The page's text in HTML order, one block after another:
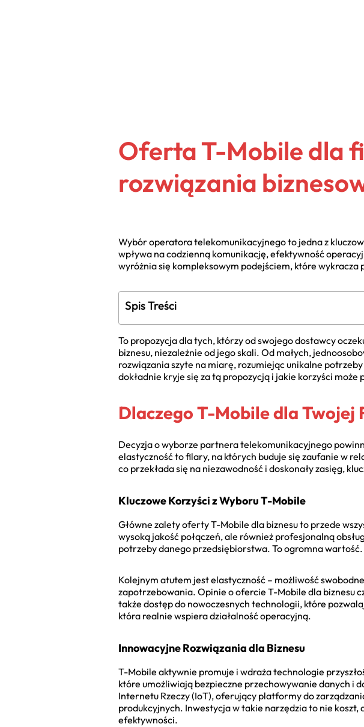
Oferta T-Mobile dla
rozwiązania
Wybór operatora telekomunikacyjnego to jedna z
wpływa na codzienną komunikację, efektywność
wyróżnia się kompleksowym podejściem, które
Spis Treści
To propozycja dla tych, którzy od swojego dostawcy
biznesu, niezależnie od jego skali. Od małych,
rozwiązania szyte na miarę, rozumiejąc unikalne
dokładnie kryje się za tą propozycją i jakie korzyści może
Dlaczego T-Mobile dla Twojej
Decyzja o wyborze partnera telekomunikacyjnego
elastyczność to filary, na których buduje się zaufanie w
co przekłada się na niezawodność i doskonały zasięg,
Kluczowe Korzyści z Wyboru T-Mobile
Główne zalety oferty T-Mobile dla biznesu to przede
wysoką jakość połączeń, ale również profesjonalną
potrzeby danego przedsiębiorstwa. To ogromna wartość.
Kolejnym atutem jest elastyczność – możliwość
zapotrzebowania. Opinie o ofercie T-Mobile dla biznesu
także dostęp do nowoczesnych technologii, które
która realnie wspiera działalność operacyjną.
Innowacyjne Rozwiązania dla Biznesu
T-Mobile aktywnie promuje i wdraża technologie
które umożliwiają bezpieczne przechowywanie danych i
Internetu Rzeczy (IoT), oferujący platformy do
produkcyjnych. Inwestycja w takie narzędzia to nie
efektywności.